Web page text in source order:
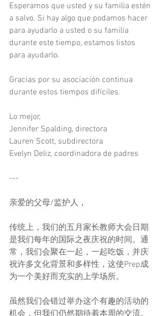
Esperamos que usted y su familia estén
a salvo. Si hay algo que podamos hacer
para ayudarlo a usted o su familia
durante este tiempo, estamos listos
para ayudarlo.
Gracias por su asociación continua
durante estos tiempos difíciles.
Lo mejor,
Jennifer Spalding, directora
Lauren Scott, subdirectora
Evelyn Deliz, coordinadora de padres
---
亲爱的父母/监护人，
传统上，我们的五月家长教师大会日期
是我们每年的国际之夜庆祝的时间。通
常，我们会聚在一起，一起吃饭，并庆
祝许多文化背景和多样性，这使Prep成
为一个美好而充实的上学场所。
虽然我们会错过举办这个有趣的活动的
机会，但我们仍然期待着本周的交流。